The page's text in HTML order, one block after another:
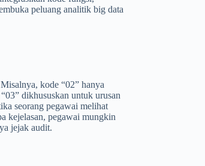
peluang analitik big data
kode “02” hanya
dikhususkan untuk urusan
seorang pegawai melihat
kejelasan, pegawai mungkin
jejak audit.